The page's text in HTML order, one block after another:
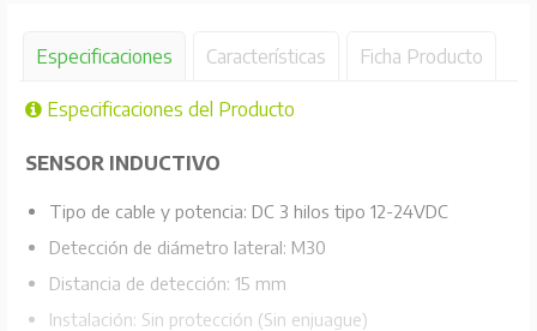
Especificaciones Características Ficha Producto
Especificaciones del Producto
SENSOR INDUCTIVO
Tipo de cable y potencia: DC 3 hilos tipo 12-24VDC
Detección de diámetro lateral: M30
Distancia de detección: 15 mm
Instalación: Sin protección (Sin enjuague)